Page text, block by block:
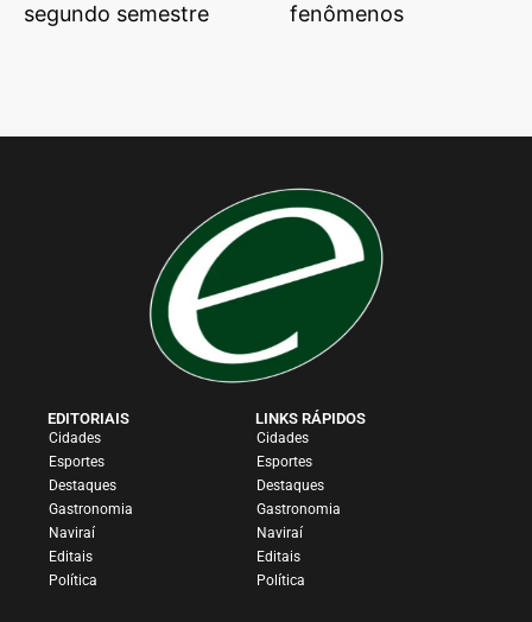
segundo semestre
fenômenos
EDITORIAIS
Cidades
Esportes
Destaques
Gastronomia
Naviraí
Editais
Política
LINKS RÁPIDOS
Cidades
Esportes
Destaques
Gastronomia
Naviraí
Editais
Política